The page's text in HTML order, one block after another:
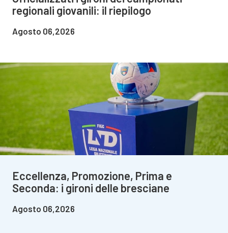
regionali giovanili: il riepilogo
Agosto 06,2026
Eccellenza, Promozione, Prima e
Seconda: i gironi delle bresciane
Agosto 06,2026